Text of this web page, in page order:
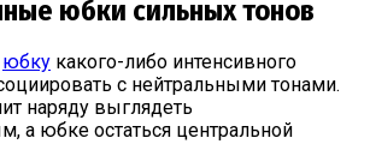
юбки сильных тонов
юбку какого-либо интенсивного
с нейтральными тонами.
наряду выглядеть
а юбке остаться центральной